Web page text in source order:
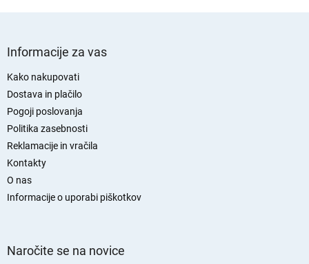
Informacije za vas
Kako nakupovati
Dostava in plačilo
Pogoji poslovanja
Politika zasebnosti
Reklamacije in vračila
Kontakty
O nas
Informacije o uporabi piškotkov
Naročite se na novice